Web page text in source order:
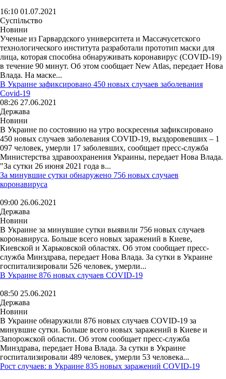
16:10 01.07.2021
Суспільство
Новини
Ученые из Гарвардского университета и Массачусетского
технологического института разработали прототип маски для
лица, которая способна обнаруживать коронавирус (COVID-19)
в течение 90 минут. Об этом сообщает New Atlas, передает Нова
Влада. На маске...
В Украине зафиксировано 450 новых случаев заболевания
Covid-19
08:26 27.06.2021
Держава
Новини
В Украине по состоянию на утро воскресенья зафиксировано
450 новых случаев заболевания COVID-19, выздоровевших – 1
097 человек, умерли 17 заболевших, сообщает пресс-служба
Министерства здравоохранения Украины, передает Нова Влада.
"За сутки 26 июня 2021 года в...
За минувшие сутки обнаружено 756 новых случаев
коронавируса
09:00 26.06.2021
Держава
Новини
В Украине за минувшие сутки выявили 756 новых случаев
коронавируса. Больше всего новых заражений в Киеве,
Киевской и Харьковской областях. Об этом сообщает пресс-
служба Минздрава, передает Нова Влада. За сутки в Украине
госпитализировали 526 человек, умерли...
В Украине 876 новых случаев COVID-19
08:50 25.06.2021
Держава
Новини
В Украине обнаружили 876 новых случаев COVID-19 за
минувшие сутки. Больше всего новых заражений в Киеве и
Запорожской области. Об этом сообщает пресс-служба
Минздрава, передает Нова Влада. За сутки в Украине
госпитализировали 489 человек, умерли 53 человека...
Рост случаев: в Украине 835 новых заражений COVID-19